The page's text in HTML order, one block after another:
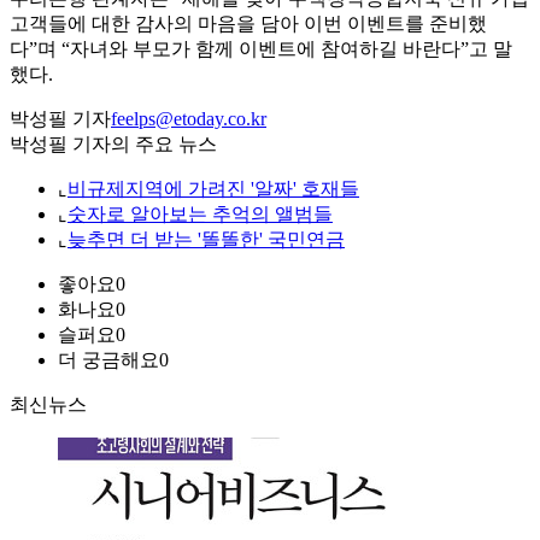
고객들에 대한 감사의 마음을 담아 이번 이벤트를 준비했
다”며 “자녀와 부모가 함께 이벤트에 참여하길 바란다”고 말
했다.
박성필 기자feelps@etoday.co.kr
박성필 기자의 주요 뉴스
⌞ 비규제지역에 가려진 '알짜' 호재들
⌞ 숫자로 알아보는 추억의 앨범들
⌞ 늦추면 더 받는 '똘똘한' 국민연금
좋아요0
화나요0
슬퍼요0
더 궁금해요0
최신뉴스